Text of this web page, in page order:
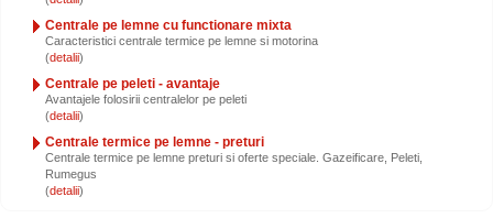
Centrale pe lemne cu functionare mixta
Caracteristici centrale termice pe lemne si motorina
(
)
Centrale pe peleti - avantaje
Avantajele folosirii centralelor pe peleti
(
)
Centrale termice pe lemne - preturi
Centrale termice pe lemne preturi si oferte speciale. Gazeificare, Peleti,
Rumegus
(
)